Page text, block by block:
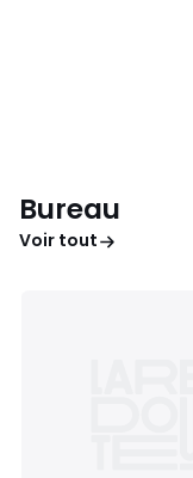
Bureau
Voir tout